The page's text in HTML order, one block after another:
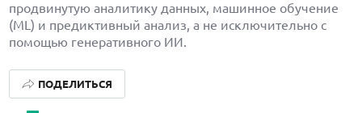
продвинутую аналитику данных, машинное обучение
(ML) и предиктивный анализ, а не исключительно с
помощью генеративного ИИ.
ПОДЕЛИТЬСЯ